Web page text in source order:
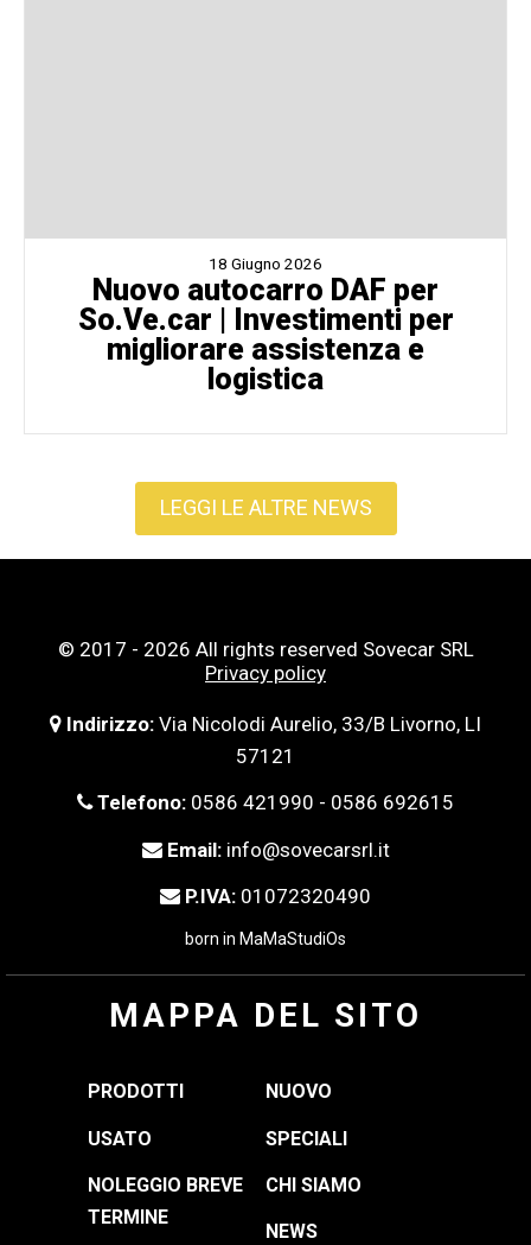
18 Giugno 2026
Nuovo autocarro DAF per
So.Ve.car | Investimenti per
migliorare assistenza e
logistica
LEGGI LE ALTRE NEWS
© 2017 - 2026 All rights reserved Sovecar SRL
Privacy policy
Indirizzo: Via Nicolodi Aurelio, 33/B Livorno, LI
57121
Telefono: 0586 421990 - 0586 692615
Email: info@sovecarsrl.it
P.IVA: 01072320490
born in MaMaStudiOs
MAPPA DEL SITO
PRODOTTI NUOVO
USATO SPECIALI
NOLEGGIO BREVE
TERMINE
CHI SIAMO
NEWS